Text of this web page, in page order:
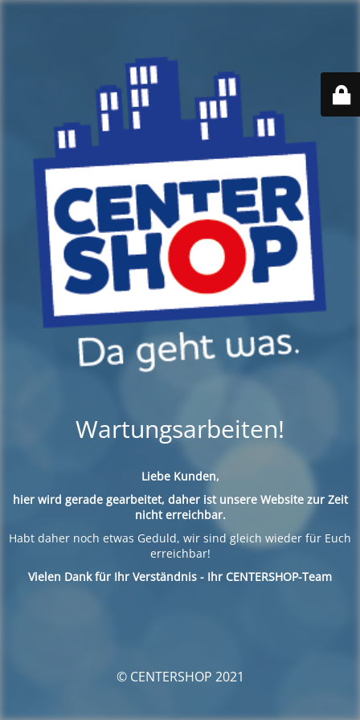
Wartungsarbeiten!
Liebe Kunden,
hier wird gerade gearbeitet, daher ist unsere Website zur Zeit
nicht erreichbar.
Habt daher noch etwas Geduld, wir sind gleich wieder für Euch
erreichbar!
Vielen Dank für Ihr Verständnis - Ihr CENTERSHOP-Team
© CENTERSHOP 2021